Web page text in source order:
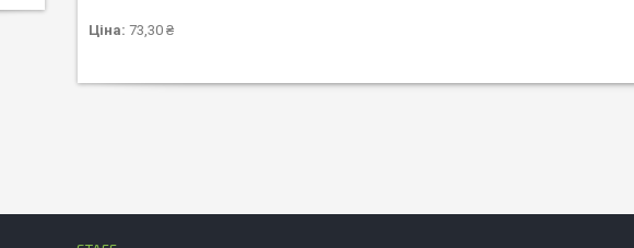
Ціна: 73,30 ₴